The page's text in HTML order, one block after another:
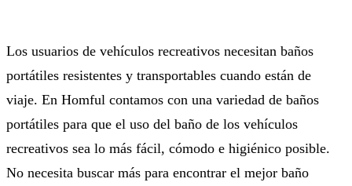
Los usuarios de vehículos recreativos necesitan baños
portátiles resistentes y transportables cuando están de
viaje. En Homful contamos con una variedad de baños
portátiles para que el uso del baño de los vehículos
recreativos sea lo más fácil, cómodo e higiénico posible.
No necesita buscar más para encontrar el mejor baño